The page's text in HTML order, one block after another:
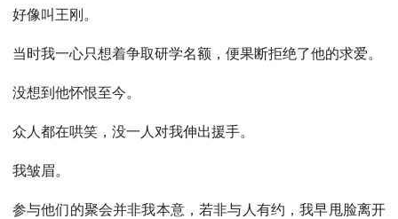
好像叫王刚。
当时我一心只想着争取研学名额，便果断拒绝了他的求爱。
没想到他怀恨至今。
众人都在哄笑，没一人对我伸出援手。
我皱眉。
参与他们的聚会并非我本意，若非与人有约，我早甩脸离开